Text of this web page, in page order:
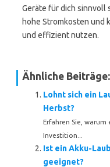
Geräte für dich sinnvoll
hohe Stromkosten und
und effizient nutzen.
Ähnliche Beiträge:
Lohnt sich ein
Herbst?
Erfahren Sie,
Investition...
Ist ein Akku-
geeignet?